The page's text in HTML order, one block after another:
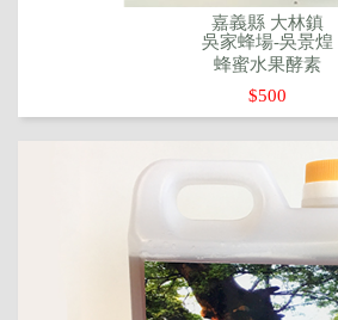
嘉義縣 大林鎮
吳家蜂場-吳景煌
蜂蜜水果酵素
$500